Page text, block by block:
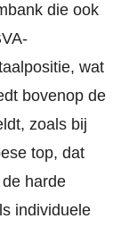
die ook
wat
bovenop de
zoals bij
top, dat
harde
individuele